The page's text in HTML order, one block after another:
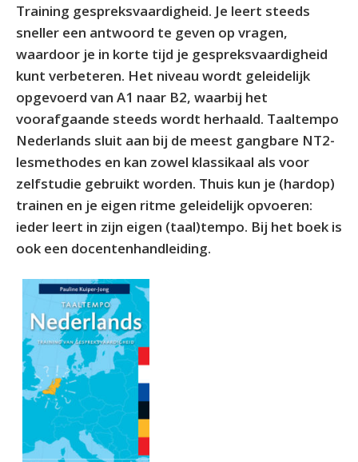
Training gespreksvaardigheid. Je leert steeds
sneller een antwoord te geven op vragen,
waardoor je in korte tijd je gespreksvaardigheid
kunt verbeteren. Het niveau wordt geleidelijk
opgevoerd van A1 naar B2, waarbij het
voorafgaande steeds wordt herhaald. Taaltempo
Nederlands sluit aan bij de meest gangbare NT2-
lesmethodes en kan zowel klassikaal als voor
zelfstudie gebruikt worden. Thuis kun je (hardop)
trainen en je eigen ritme geleidelijk opvoeren:
ieder leert in zijn eigen (taal)tempo. Bij het boek is
ook een docentenhandleiding.